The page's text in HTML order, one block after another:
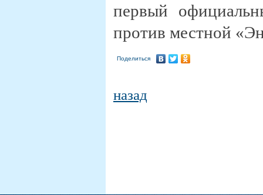
первый
против местной
Поделиться
назад